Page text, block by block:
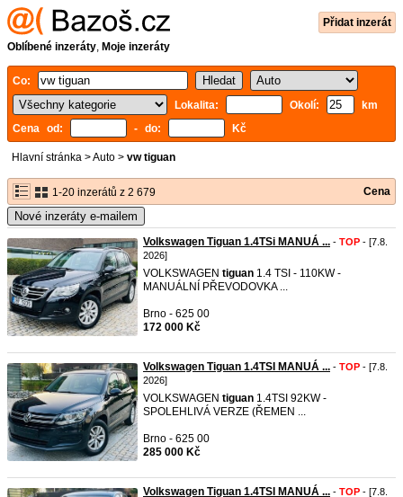
Přidat inzerát
Oblíbené inzeráty, Moje inzeráty
Co:
Lokalita:
Okolí:
km
Cena od:
- do: Kč
Hlavní stránka >Auto > vw tiguan
1-20 inzerátů z 2 679 Cena
Nové inzeráty e-mailem
Volkswagen Tiguan 1.4TSi MANUÁ ... - TOP - [7.8.
2026]
VOLKSWAGEN tiguan 1.4 TSI - 110KW -
MANUÁLNÍ PŘEVODOVKA ...
Brno - 625 00
172 000 Kč
Volkswagen Tiguan 1.4TSI MANUÁ ... - TOP - [7.8.
2026]
VOLKSWAGEN tiguan 1.4TSI 92KW -
SPOLEHLIVÁ VERZE (ŘEMEN ...
Brno - 625 00
285 000 Kč
Volkswagen Tiguan 1.4TSI MANUÁ ... - TOP - [7.8.